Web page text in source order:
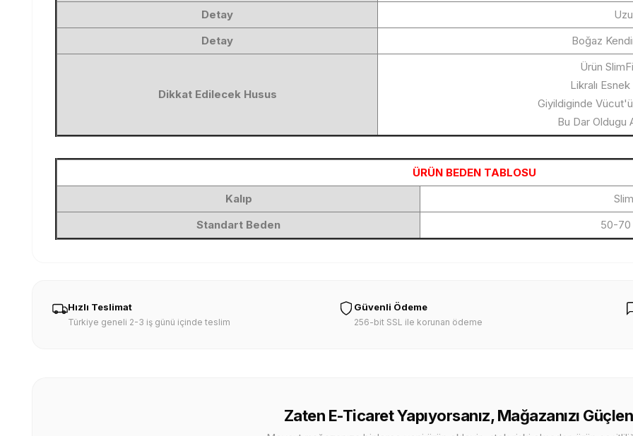
Detay
Detay
Boğaz
Dikkat Edilecek Husus
Ürün
Likralı
Giyildiginde
Bu Dar Oldugu
ÜRÜN BEDEN TABLOSU
Kalıp
Standart Beden
50-70
Hızlı Teslimat
Türkiye geneli 2-3 iş günü içinde teslim
Güvenli Ödeme
256-bit SSL ile korunan ödeme
Zaten E-Ticaret Yapıyorsanız, Mağazanızı